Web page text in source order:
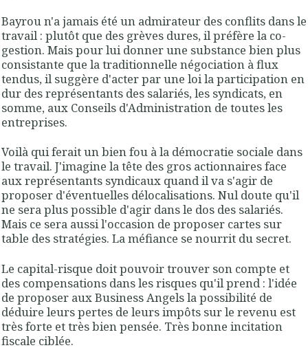
Bayrou n'a jamais été un admirateur des conflits dans le
travail : plutôt que des grèves dures, il préfère la co-
gestion. Mais pour lui donner une substance bien plus
consistante que la traditionnelle négociation à flux
tendus, il suggère d'acter par une loi la participation en
dur des représentants des salariés, les syndicats, en
somme, aux Conseils d'Administration de toutes les
entreprises.
Voilà qui ferait un bien fou à la démocratie sociale dans
le travail. J'imagine la tête des gros actionnaires face
aux représentants syndicaux quand il va s'agir de
proposer d'éventuelles délocalisations. Nul doute qu'il
ne sera plus possible d'agir dans le dos des salariés.
Mais ce sera aussi l'occasion de proposer cartes sur
table des stratégies. La méfiance se nourrit du secret.
Le capital-risque doit pouvoir trouver son compte et
des compensations dans les risques qu'il prend : l'idée
de proposer aux Business Angels la possibilité de
déduire leurs pertes de leurs impôts sur le revenu est
très forte et très bien pensée. Très bonne incitation
fiscale ciblée.